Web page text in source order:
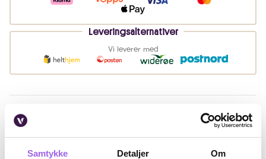
Samtykke Detaljer Om
Leveringsalternativer
Vi leverer med
Bruk